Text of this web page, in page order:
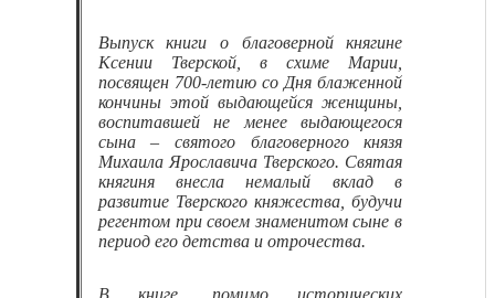
Выпуск книги о благоверной княгине
Ксении Тверской, в схиме Марии,
посвящен 700-летию со Дня блаженной
кончины этой выдающейся женщины,
воспитавшей не менее выдающегося
сына – святого благоверного князя
Михаила Ярославича Тверского. Святая
княгиня внесла немалый вклад в
развитие Тверского княжества, будучи
регентом при своем знаменитом сыне в
период его детства и отрочества.
В книге, помимо исторических